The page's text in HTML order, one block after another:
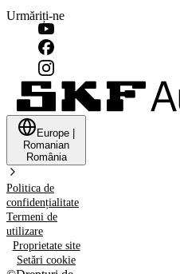
Urmăriți-ne
Europe
Romanian
România
Politica de
confidențialitate
Termeni de
utilizare
Proprietate site
Setări cookie